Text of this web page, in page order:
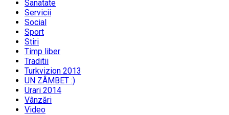
Sanatate
Servicii
Social
Sport
Stiri
Timp liber
Traditii
Turkvizion 2013
UN ZÂMBET :)
Urari 2014
Vânzări
Video